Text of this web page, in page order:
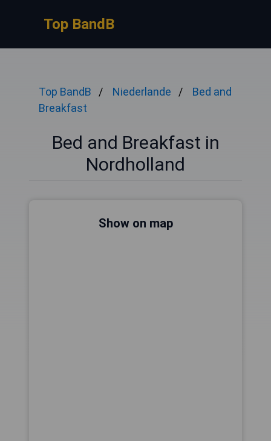
Top BandB
Top BandB Niederlande
Bed and
Breakfast
Bed and Breakfast in
Nordholland
Show on map